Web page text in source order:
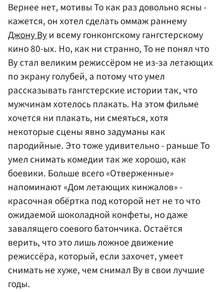
Вернее нет, мотивы То как раз довольно ясны -
кажется, он хотел сделать оммаж раннему
Джону Вуи всему гонконгскому гангстерскому
кино 80-ых. Но, как ни странно, То не понял что
Ву стал великим режиссёром не из-за летающих
по экрану голубей, а потому что умел
рассказывать гангстерские истории так, что
мужчинам хотелось плакать. На этом фильме
хочется ни плакать, ни смеяться, хотя
некоторые сцены явно задуманы как
пародийные. Это тоже удивительно - раньше То
умел снимать комедии так же хорошо, как
боевики. Больше всего «Отверженные»
напоминают «Дом летающих кинжалов» -
красочная обёртка под которой нет не то что
ожидаемой шоколадной конфеты, но даже
завалящего соевого батончика. Остаётся
верить, что это лишь ложное движение
режиссёра, который, если захочет, умеет
снимать не хуже, чем снимал Ву в свои лучшие
годы.